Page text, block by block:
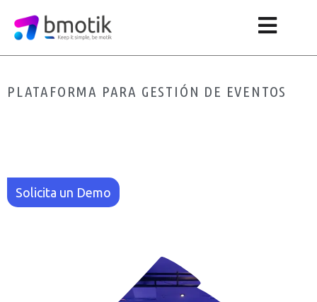
PLATAFORMA PARA GESTIÓN DE EVENTOS
Solicita un Demo